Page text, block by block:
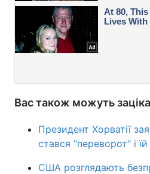
Вас також можуть
Президент Хорватії
стався "переворот" і
США розглядають